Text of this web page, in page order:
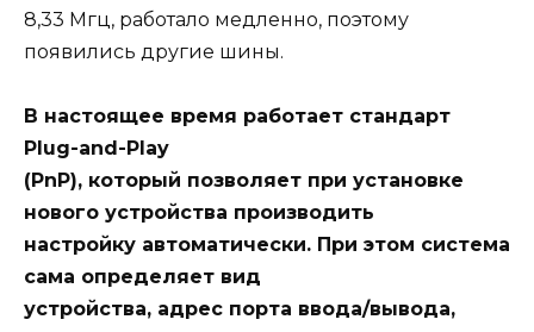
8,33 Мгц, работало медленно, поэтому
появились другие шины.
В настоящее время работает стандарт
Plug-and-Play
(PnP), который позволяет при установке
нового устройства производить
настройку автоматически. При этом система
сама определяет вид
устройства, адрес порта ввода/вывода,